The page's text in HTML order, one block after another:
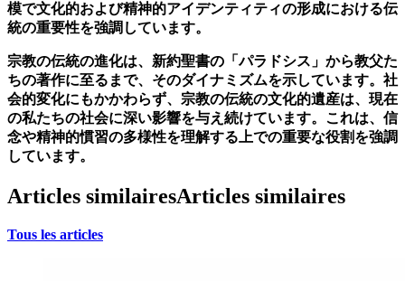
模で文化的および精神的アイデンティティの形成における伝
統の重要性を強調しています。
宗教の伝統の進化は、新約聖書の「パラドシス」から教父た
ちの著作に至るまで、そのダイナミズムを示しています。社
会的変化にもかかわらず、宗教の伝統の文化的遺産は、現在
の私たちの社会に深い影響を与え続けています。これは、信
念や精神的慣習の多様性を理解する上での重要な役割を強調
しています。
Articles similairesArticles similaires
Tous les articles